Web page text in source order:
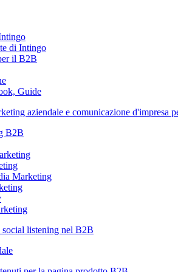
di Intingo
il B2B
Guide
aziendale e comunicazione d'impresa
B2B
Marketing
social listening nel B2B